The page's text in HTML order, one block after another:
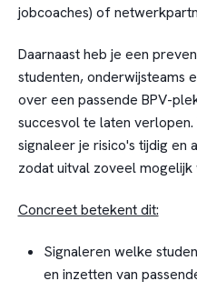
jobcoaches) of
Daarnaast heb je een
studenten, onderwijsteams
over een passende BPV-
succesvol te laten
signaleer je risico's tijdig en
zodat uitval zoveel
Concreet betekent dit:
Signaleren welke
en inzetten van